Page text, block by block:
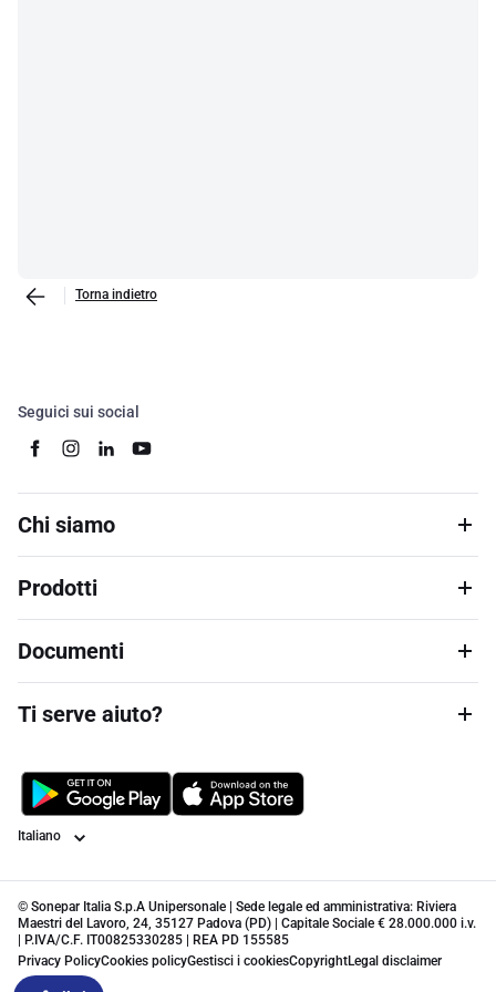
Torna indietro
Seguici sui social
Chi siamo
Prodotti
Documenti
Ti serve aiuto?
Lingua
© Sonepar Italia S.p.A Unipersonale | Sede legale ed amministrativa: Riviera
Maestri del Lavoro, 24, 35127 Padova (PD) | Capitale Sociale € 28.000.000 i.v.
| P.IVA/C.F. IT00825330285 | REA PD 155585
Privacy PolicyCookies policyGestisci i cookiesCopyrightLegal disclaimer